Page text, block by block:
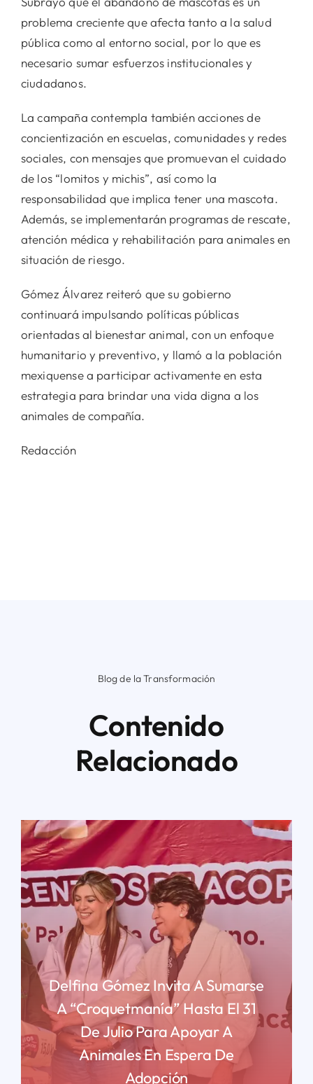
problema creciente que afecta tanto a la salud
pública como al entorno social, por lo que es
necesario sumar esfuerzos institucionales y
ciudadanos.
La campaña contempla también acciones de
concientización en escuelas, comunidades y redes
sociales, con mensajes que promuevan el cuidado
de los “lomitos y michis”, así como la
responsabilidad que implica tener una mascota.
Además, se implementarán programas de rescate,
atención médica y rehabilitación para animales en
situación de riesgo.
Gómez Álvarez reiteró que su gobierno
continuará impulsando políticas públicas
orientadas al bienestar animal, con un enfoque
humanitario y preventivo, y llamó a la población
mexiquense a participar activamente en esta
estrategia para brindar una vida digna a los
animales de compañía.
Redacción
Blog de la Transformación
Contenido
Relacionado
Delfina Gómez Invita A Sumarse
A “Croquetmanía” Hasta El 31
De Julio Para Apoyar A
Animales En Espera De
Adopción